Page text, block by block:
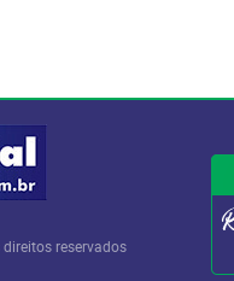
reservados